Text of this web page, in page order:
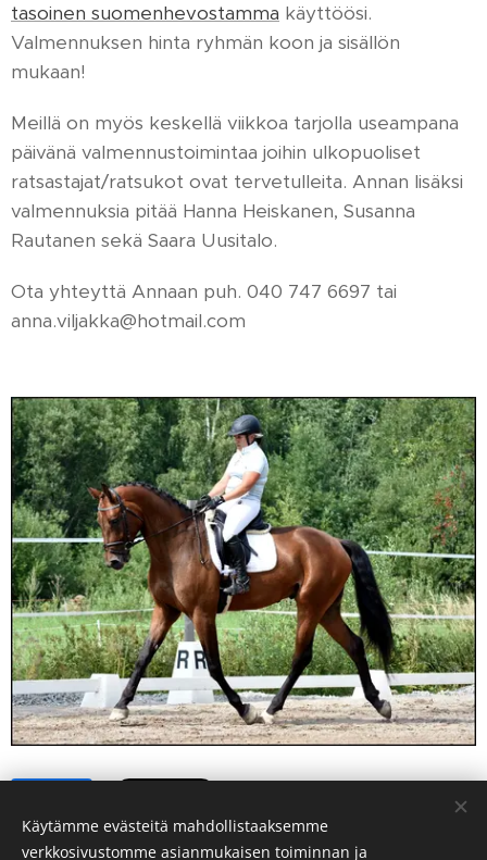
tasoinen suomenhevostamma käyttöösi.
Valmennuksen hinta ryhmän koon ja sisällön
mukaan!
Meillä on myös keskellä viikkoa tarjolla useampana
päivänä valmennustoimintaa joihin ulkopuoliset
ratsastajat/ratsukot ovat tervetulleita. Annan lisäksi
valmennuksia pitää Hanna Heiskanen, Susanna
Rautanen sekä Saara Uusitalo.
Ota yhteyttä Annaan puh. 040 747 6697 tai
anna.viljakka@hotmail.com
Käytämme evästeitä mahdollistaaksemme
verkkosivustomme asianmukaisen toiminnan ja